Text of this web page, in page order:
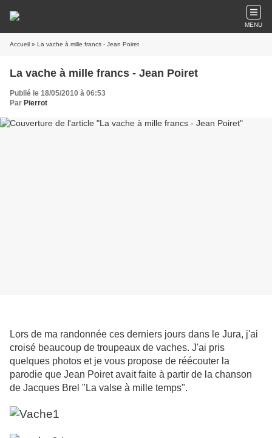
MENU
Accueil » La vache à mille francs - Jean Poiret
La vache à mille francs - Jean Poiret
Publié le 18/05/2010 à 06:53
Par Pierrot
Lors de ma randonnée ces derniers jours dans le Jura, j'ai
croisé beaucoup de troupeaux de vaches. J'ai pris
quelques photos et je vous propose de réécouter la
parodie que Jean Poiret avait faite à partir de la chanson
de Jacques Brel "La valse à mille temps".